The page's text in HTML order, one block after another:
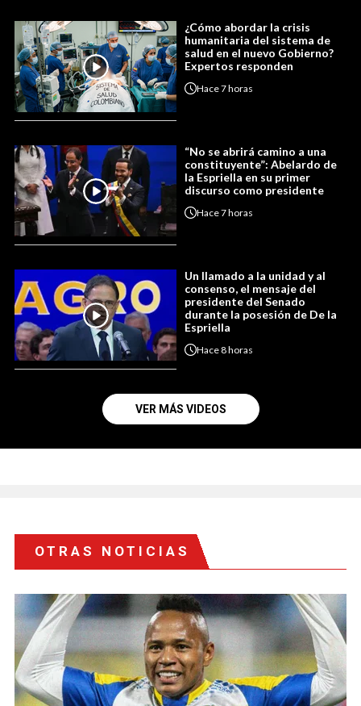
¿Cómo abordar la crisis
humanitaria del sistema de
salud en el nuevo Gobierno?
Expertos responden
Hace7 horas
“No se abrirá camino a una
constituyente”: Abelardo de
la Espriella en su primer
discurso como presidente
Hace7 horas
Un llamado a la unidad y al
consenso, el mensaje del
presidente del Senado
durante la posesión de De la
Espriella
Hace8 horas
VER MÁS VIDEOS
OTRAS NOTICIAS